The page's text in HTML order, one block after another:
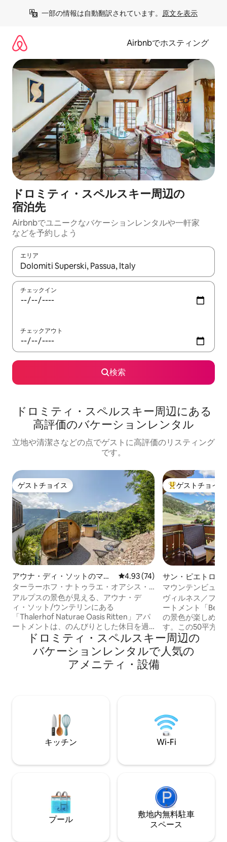
一部の情報は自動翻訳されています。 原文を表示
Airbnbでホスティング
ドロミティ・スペルスキー⁠周⁠辺⁠の
宿⁠泊⁠先
Airbnbでユニークなバ⁠ケ⁠ー⁠シ⁠ョ⁠ンレ⁠ン⁠タ⁠ルや一⁠軒⁠家
な⁠ど⁠を予⁠約⁠し⁠よ⁠う
エリア
検索結果が表示されたら、上下の矢印キーを使って移動するか
チェックイン
チェックアウト
検索
ドロミティ・スペルスキー⁠周⁠辺⁠に⁠あ⁠る
高⁠評⁠価⁠のバ⁠ケ⁠ー⁠シ⁠ョ⁠ン⁠レ⁠ン⁠タ⁠ル
立地や清潔さなどの点でゲストに高評価のリスティング
です。
ゲストチョイス
ゲストチョイス
アウナ・ディ・ソットのマン
ション・アパート
レビュー74件、5つ星中4.93つ
4.93 (74)
ターラーホフ・ナトゥラエ・オアシス・
リッテン
アルプスの景色が見える、アウナ・デ
ィ・ソット/ウンテリンにある
「Thalerhof Naturae Oasis Ritten」アパ
ートメントは、のんびりとした休日を過
ごすのに最適です。38平方メートルの宿
泊施設には、リビングルーム、食器洗い
機付きのキッチン、寝室1室、バスルーム
1室があり、2名様のご宿泊が可能です。
用いただけます。 専用の屋外エリアに
は、オープンテラスとバルコニーがあり
大好評のゲスト
ゲストチョイス
サン・ピエトロの
ン・アパート
マウンテンビュー
ヴィルネス／フー
ートメント「
の景色が楽しめる
す。この50平方
は、食器洗い機付
チン兼リビング
室、ゲスト用トイ
利用いただけます。 アパートはサン
ニャ村から約
ドロミティ・スペルスキー⁠周⁠辺⁠の
バ⁠ケ⁠ー⁠シ⁠ョ⁠ン⁠レ⁠ン⁠タ⁠ル⁠で人⁠気⁠の
ア⁠メ⁠ニ⁠テ⁠ィ⁠・⁠設⁠備
キッチン Wi-Fi
プール
敷地内無料駐⁠車
ス⁠ペ⁠ー⁠ス